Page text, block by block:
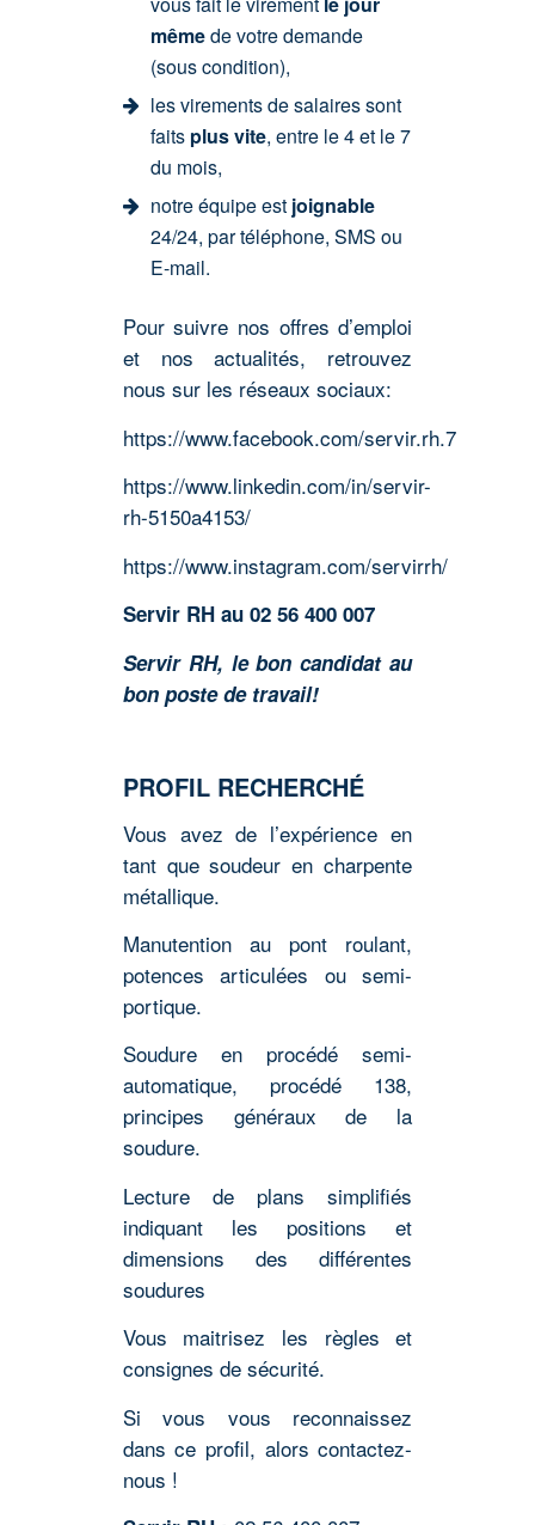
mêmede votre demande
(sous condition),
les virements de salaires sont
faits plus vite, entre le 4 et le 7
du mois,
notre équipe estjoignable
24/24, par téléphone, SMS ou
E-mail.
Pour suivre nos offres d’emploi
et nos actualités, retrouvez
nous sur les réseaux sociaux:
https://www.facebook.com/servir.rh.7
https://www.linkedin.com/in/servir-
rh-5150a4153/
https://www.instagram.com/servirrh/
Servir RH au 02 56 400 007
Servir RH, le bon candidat au
bon poste de travail!
PROFIL RECHERCHÉ
Vous avez de l’expérience en
tant que soudeur en charpente
métallique.
Manutention au pont roulant,
potences articulées ou semi-
portique.
Soudure en procédé semi-
automatique, procédé 138,
principes généraux de la
soudure.
Lecture de plans simplifiés
indiquant les positions et
dimensions des différentes
soudures
Vous maitrisez les règles et
consignes de sécurité.
Si vous vous reconnaissez
dans ce profil, alors contactez-
nous !